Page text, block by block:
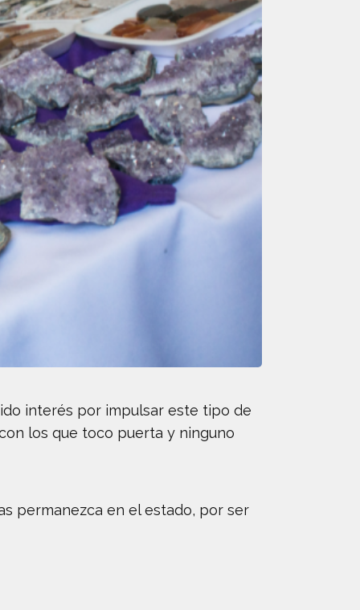
interés por impulsar este tipo de
los que toco puerta y ninguno
permanezca en el estado, por ser